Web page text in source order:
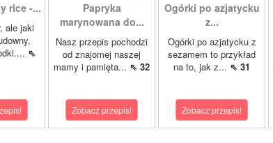
rice -...
ale jaki
⇖
Papryka
marynowana do...
Nasz przepis pochodzi
od znajomej naszej
mamy i pamięta... ⇖ 32
Zobacz przepis!
Ogórki po azjatycku
z...
Ogórki po azjatycku z
sezamem to przykład
na to, jak z... ⇖ 31
Zobacz przepis!